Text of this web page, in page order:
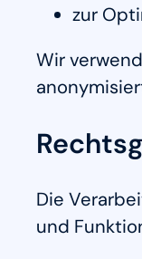
zur
Wir
Die
und